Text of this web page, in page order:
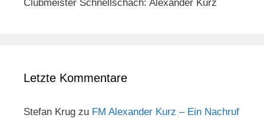
Clubmeister Schnellschach: Alexander Kurz
Letzte Kommentare
Stefan Krug zu FM Alexander Kurz – Ein Nachruf